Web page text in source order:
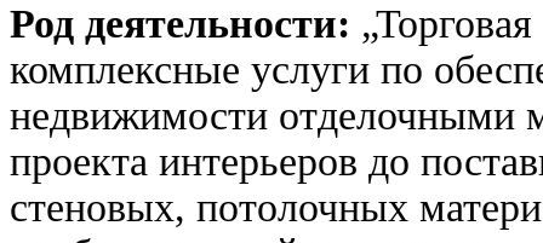
Род деятельности:
комплексные услуги по
недвижимости отделочными
проекта интерьеров до
стеновых, потолочных